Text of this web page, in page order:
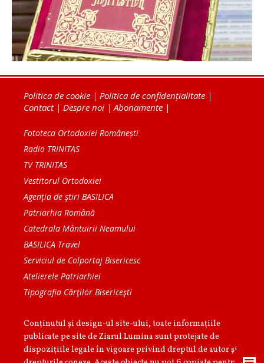
Politica de cookie | Politica de confidențialitate |
Contact| Despre noi |Abonamente |
Fototeca Ortodoxiei Românești
Radio TRINITAS
TV TRINITAS
Vestitorul Ortodoxiei
Agenţia de ştiri BASILICA
Patriarhia Română
Catedrala Mântuirii Neamului
BASILICA Travel
Serviciul de Colportaj Bisericesc
Atelierele Patriarhiei
Tipografia Cărţilor Bisericeşti
Conținutul și design-ul site-ului, toate informaţiile
publicate pe site de Ziarul Lumina sunt protejate de
dispoziţiile legale în vigoare privind dreptul de autor şi